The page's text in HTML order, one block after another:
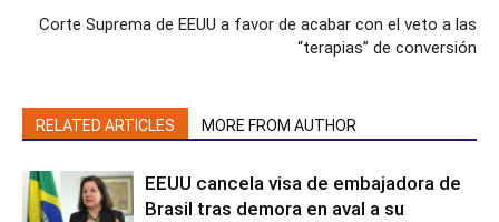
Corte Suprema de EEUU a favor de acabar con el veto a las
“terapias” de conversión
RELATED ARTICLES MORE FROM AUTHOR
EEUU cancela visa de embajadora de
Brasil tras demora en aval a su